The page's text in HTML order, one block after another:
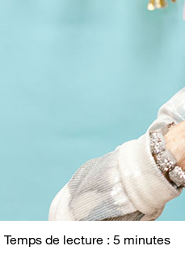
Temps de lecture : 5 minutes